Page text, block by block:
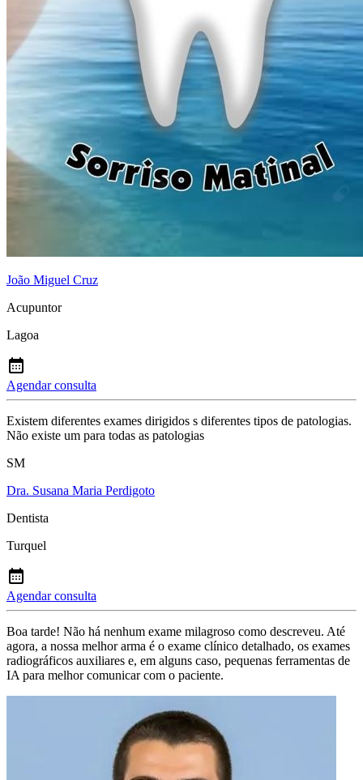
João Miguel Cruz
Acupuntor
Lagoa
Agendar consulta
Existem diferentes exames dirigidos s diferentes tipos de patologias.
Não existe um para todas as patologias
SM
Dra. Susana Maria Perdigoto
Dentista
Turquel
Agendar consulta
Boa tarde! Não há nenhum exame milagroso como descreveu. Até
agora, a nossa melhor arma é o exame clínico detalhado, os exames
radiográficos auxiliares e, em alguns caso, pequenas ferramentas de
IA para melhor comunicar com o paciente.